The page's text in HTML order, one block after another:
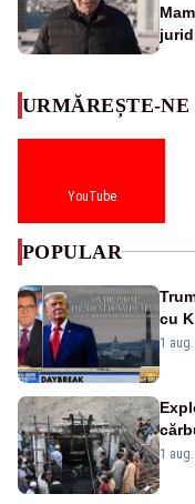
URMĂREȘTE-NE
YouTube
POPULAR
cu
tot
1
1